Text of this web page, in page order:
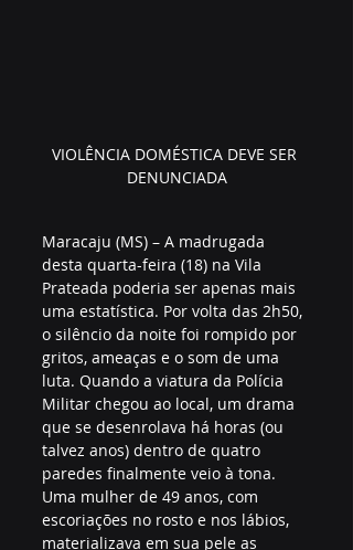
VIOLÊNCIA DOMÉSTICA DEVE SER
DENUNCIADA
Maracaju (MS) – A madrugada
desta quarta-feira (18) na Vila
Prateada poderia ser apenas mais
uma estatística. Por volta das 2h50,
o silêncio da noite foi rompido por
gritos, ameaças e o som de uma
luta. Quando a viatura da Polícia
Militar chegou ao local, um drama
que se desenrolava há horas (ou
talvez anos) dentro de quatro
paredes finalmente veio à tona.
Uma mulher de 49 anos, com
escoriações no rosto e nos lábios,
materializava em sua pele as